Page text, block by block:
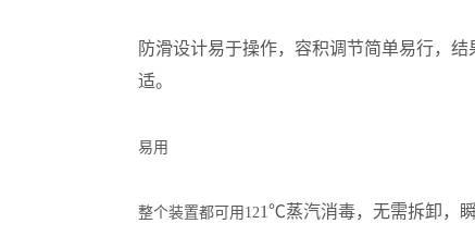
防滑设计易于操作，容积调节简单易行，
适。
易用
整个装置都可用 121℃蒸汽消毒，无需拆卸，